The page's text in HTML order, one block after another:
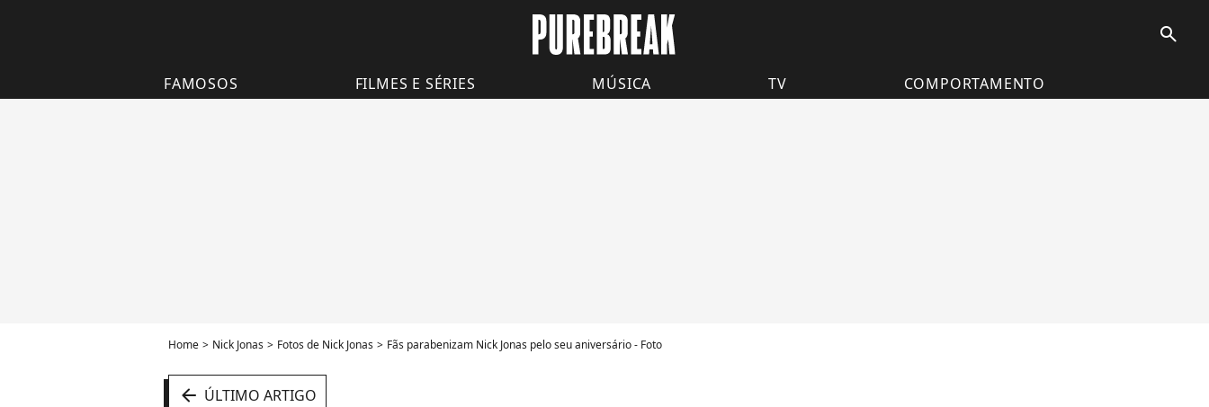
search
FAMOSOS FILMES E SÉRIES MÚSICA TV COMPORTAMENTO
Home Nick Jonas Fotos de Nick Jonas Fãs parabenizam Nick Jonas pelo seu aniversário - Foto
arrow_left ÚLTIMO ARTIGO